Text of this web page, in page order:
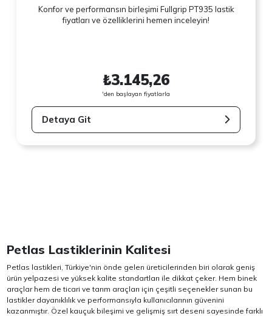
Konfor ve performansın birleşimi Fullgrip PT935 lastik
fiyatları ve özelliklerini hemen inceleyin!
₺3.145,26
'den başlayan fiyatlarla
Detaya Git
Petlas Lastiklerinin Kalitesi
Petlas lastikleri, Türkiye'nin önde gelen üreticilerinden biri olarak geniş
ürün yelpazesi ve yüksek kalite standartları ile dikkat çeker. Hem binek
araçlar hem de ticari ve tarım araçları için çeşitli seçenekler sunan bu
lastikler dayanıklılık ve performansıyla kullanıcılarının güvenini
kazanmıştır. Özel kauçuk bileşimi ve gelişmiş sırt deseni sayesinde farklı